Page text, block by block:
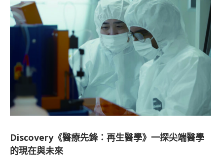
Discovery《醫療先鋒：再生醫學》一探尖端醫學
的現在與未來